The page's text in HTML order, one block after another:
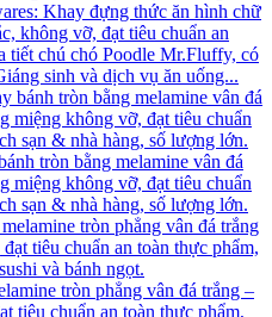
Khay đựng thức ăn hình chữ
không vỡ, đạt tiêu chuẩn an
tiết chú chó Poodle Mr.Fluffy, có
sinh và dịch vụ ăn uống...
tròn bằng melamine vân đá
miệng không vỡ, đạt tiêu chuẩn
sạn & nhà hàng, số lượng lớn.
tròn phẳng vân đá trắng –
tiêu chuẩn an toàn thực phẩm,